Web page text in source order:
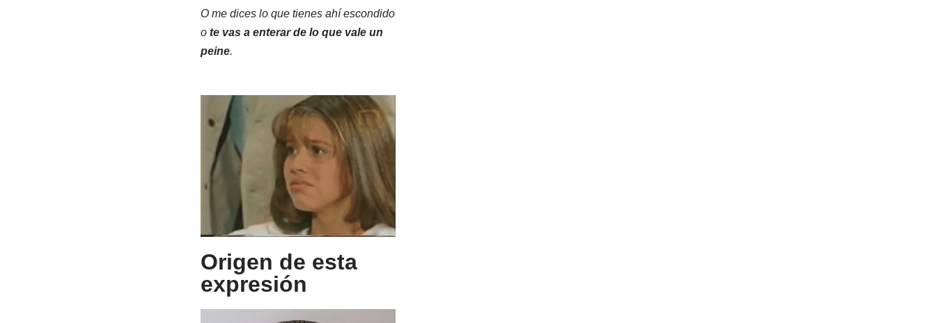
O me dices lo que tienes ahí escondido
o te vas a enterar de lo que vale un
peine.
Origen de esta
expresión